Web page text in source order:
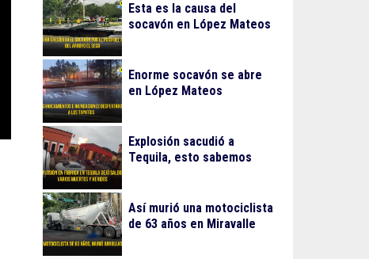
Esta es la causa del
socavón en López Mateos
Enorme socavón se abre
en López Mateos
Explosión sacudió a
Tequila, esto sabemos
Así murió una motociclista
de 63 años en Miravalle